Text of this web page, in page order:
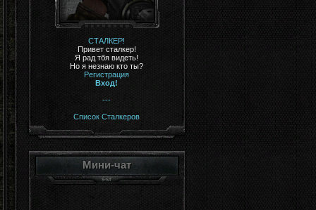
СТАЛКЕР!
Привет сталкер!
Я рад тбя видеть!
Но я незнаю кто ты?
Регистрация
Вход!
---
Список Сталкеров
Мини-чат